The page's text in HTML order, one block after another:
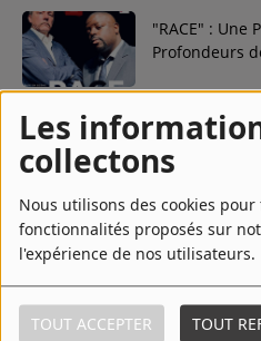
Les
collectons
Nous utilisons des cookies
fonctionnalités proposés sur
l'expérience de nos utilisateurs.
TOUT ACCEPTER TOUT
Fréquences
SE CONNECTER
"RACE" : Une
Profondeurs
Mons : Une
Musiciens
saison 2023-